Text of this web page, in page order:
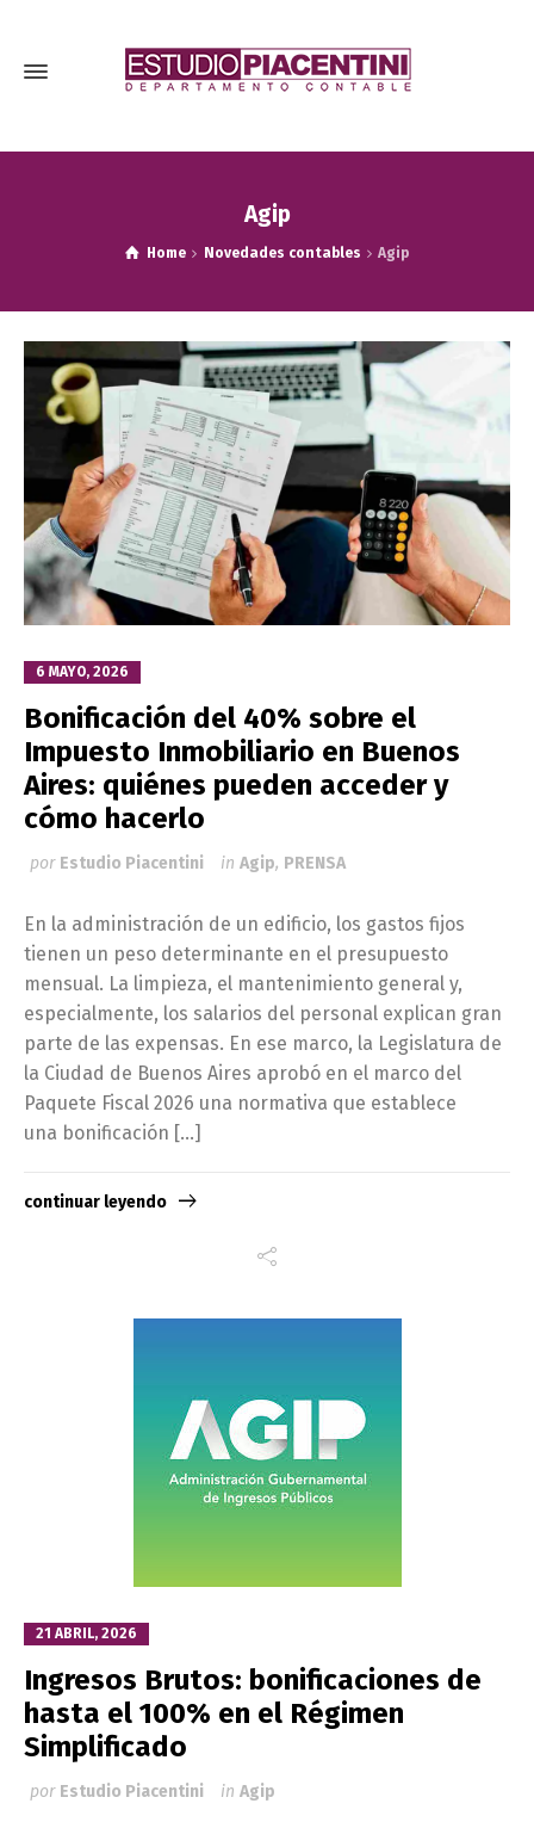
Agip
Home Novedades contables Agip
6 MAYO, 2026
Bonificación del 40% sobre el
Impuesto Inmobiliario en Buenos
Aires: quiénes pueden acceder y
cómo hacerlo
por Estudio Piacentini in Agip, PRENSA
En la administración de un edificio, los gastos fijos
tienen un peso determinante en el presupuesto
mensual. La limpieza, el mantenimiento general y,
especialmente, los salarios del personal explican gran
parte de las expensas. En ese marco, la Legislatura de
la Ciudad de Buenos Aires aprobó en el marco del
Paquete Fiscal 2026 una normativa que establece
una bonificación […]
continuar leyendo
21 ABRIL, 2026
Ingresos Brutos: bonificaciones de
hasta el 100% en el Régimen
Simplificado
por Estudio Piacentini in Agip